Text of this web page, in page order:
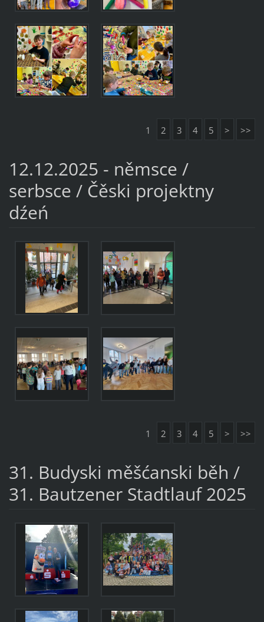
1 2 3 4 5 > >>
12.12.2025 - němsce /
serbsce / Čěski projektny
dźeń
1 2 3 4 5 > >>
31. Budyski měšćanski běh /
31. Bautzener Stadtlauf 2025